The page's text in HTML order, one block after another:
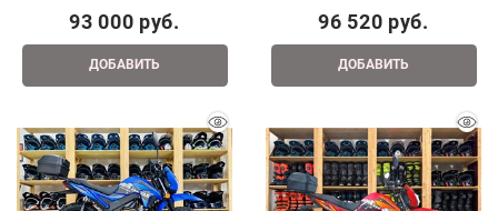
93 000 руб.
ДОБАВИТЬ
96 520 руб.
ДОБАВИТЬ